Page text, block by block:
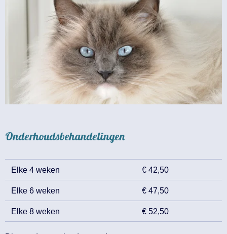
Onderhoudsbehandelingen
Elke 4 weken € 42,50
Elke 6 weken € 47,50
Elke 8 weken € 52,50